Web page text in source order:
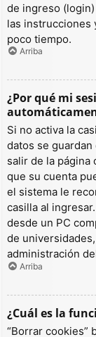
de ingreso
las instrucciones
poco tiempo.
Arriba
¿Por qué mi
Si no activa la
datos se
salir de la página
que su cuenta
el sistema le
casilla al
desde un PC
de
administración
Arriba
¿Cuál es la
“Borrar cookies”